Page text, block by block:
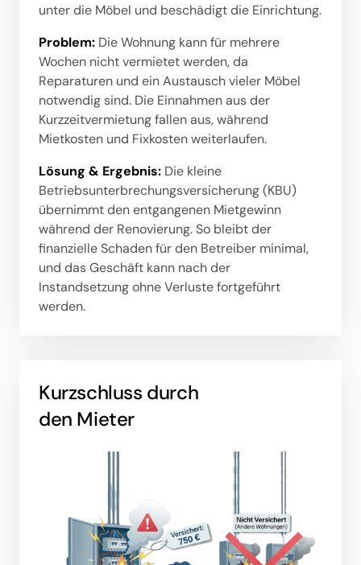
unter die Möbel und beschädigt die Einrichtung.
Problem: Die Wohnung kann für mehrere
Wochen nicht vermietet werden, da
Reparaturen und ein Austausch vieler Möbel
notwendig sind. Die Einnahmen aus der
Kurzzeitvermietung fallen aus, während
Mietkosten und Fixkosten weiterlaufen.
Lösung & Ergebnis: Die kleine
Betriebsunterbrechungsversicherung (KBU)
übernimmt den entgangenen Mietgewinn
während der Renovierung. So bleibt der
finanzielle Schaden für den Betreiber minimal,
und das Geschäft kann nach der
Instandsetzung ohne Verluste fortgeführt
werden.
Kurzschluss durch
den Mieter